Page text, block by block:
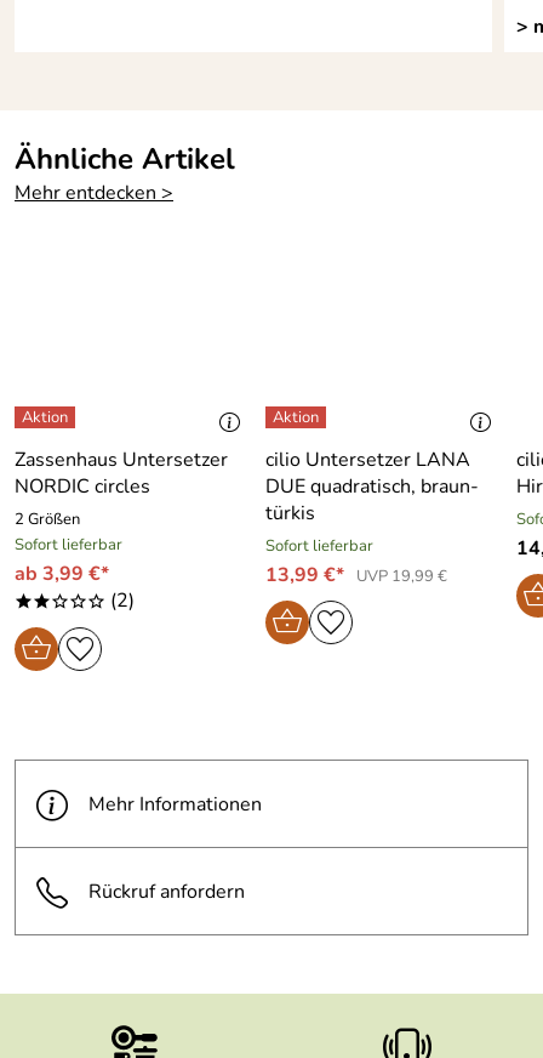
>
Ähnliche Artikel
Mehr entdecken >
Zassenhaus Untersetzer
NORDIC circles
2 Größen
Sofort lieferbar
ab 3,99 €*
**ooo (2)
cilio Untersetzer LANA
DUE quadratisch, braun-
türkis
Sofort lieferbar
13,99 €* UVP 19,99 €
Mehr Informationen
Rückruf anfordern